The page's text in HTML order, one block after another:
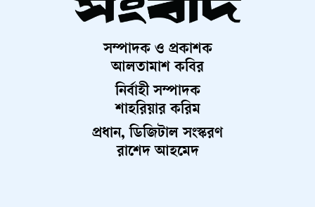
সম্পাদক ও প্রকাশক
আলতামাশ কবির
নির্বাহী সম্পাদক
শাহরিয়ার করিম
প্রধান, ডিজিটাল সংস্করণ
রাশেদ আহমেদ